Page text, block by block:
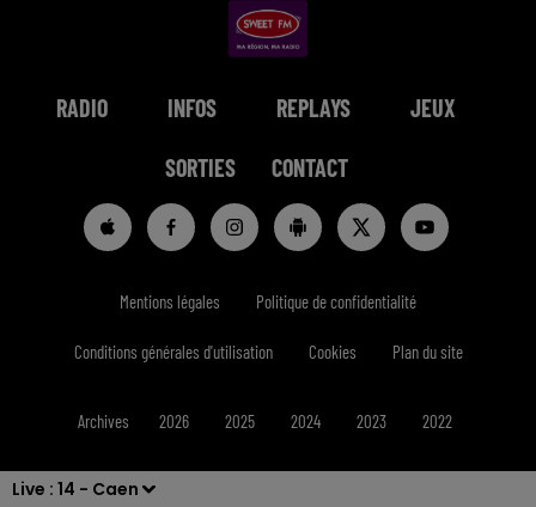
Live : 14 - Caen
RADIO INFOS REPLAYS JEUX
SORTIES CONTACT
Mentions légales Politique de confidentialité
Conditions générales d'utilisation Cookies Plan du site
Archives 2026 2025 2024 2023 2022